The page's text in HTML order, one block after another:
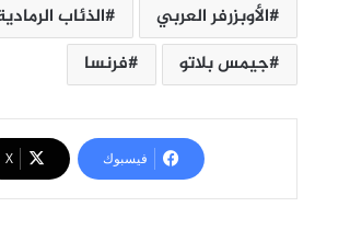
الأوبزرفر العربي الذئاب
جيمس بلاتو
فرنسا
فيسبوك ‫X